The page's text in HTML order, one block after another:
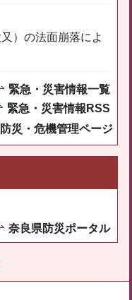
）の法面崩落によ
緊急・災害情報一覧
緊急・災害情報RSS
防災・危機管理ページ
奈良県防災ポータル